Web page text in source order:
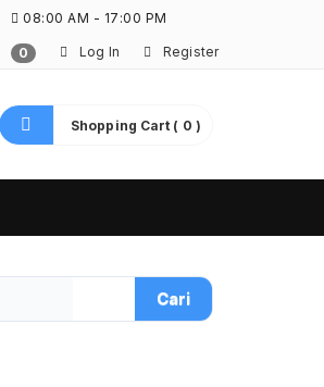
08:00 AM - 17:00 PM
0 Log In Register
Shopping Cart ( 0 )